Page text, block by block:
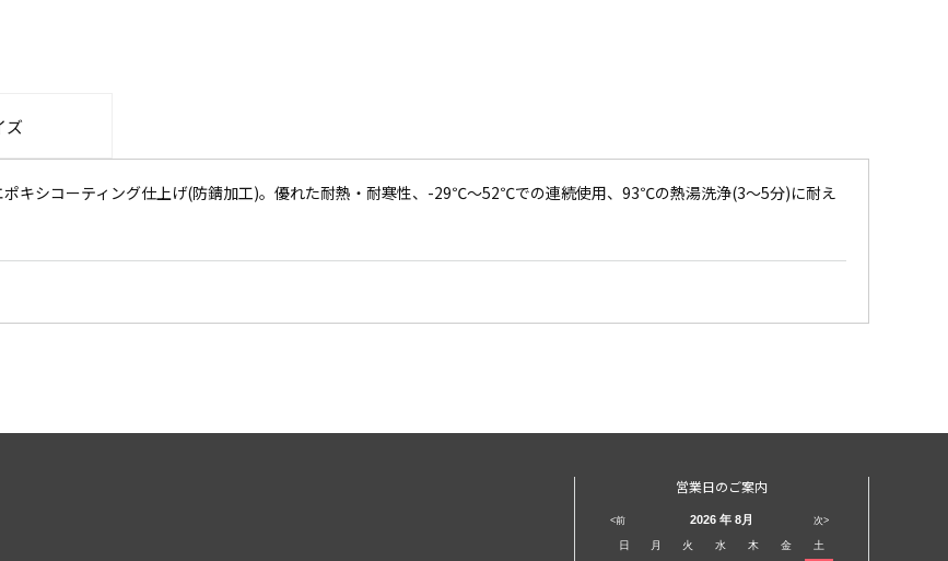
ズ
キシコーティング仕上げ(防錆加工)。優れた耐熱・耐寒性、-29℃～52℃での連続使用、93℃の熱湯洗浄(3～5分)に耐え
営業日のご案内
<前 次>
2026 年 8月
日 月 火 水 木 金 土